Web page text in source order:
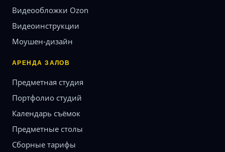
Видеообложки Ozon
Видеоинструкции
Моушен-дизайн
АРЕНДА ЗАЛОВ
Предметная студия
Портфолио студий
Календарь съёмок
Предметные столы
Сборные тарифы